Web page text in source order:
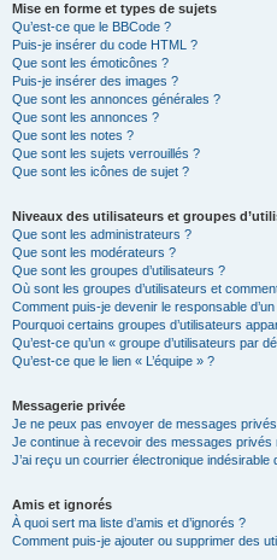
Mise en forme et types de sujets
Qu’est-ce que le BBCode ?
Puis-je insérer du code HTML ?
Que sont les émoticônes ?
Puis-je insérer des images ?
Que sont les annonces générales ?
Que sont les annonces ?
Que sont les notes ?
Que sont les sujets verrouillés ?
Que sont les icônes de sujet ?
Niveaux des utilisateurs et groupes
Que sont les administrateurs ?
Que sont les modérateurs ?
Que sont les groupes d’utilisateurs ?
Où sont les groupes d’utilisateurs et
Comment puis-je devenir le responsable
Pourquoi certains groupes d’utilisateurs
Qu’est-ce qu’un « groupe d’utilisateurs par
Qu’est-ce que le lien « L’équipe » ?
Messagerie privée
Je ne peux pas envoyer de messages
Je continue à recevoir des messages privés
J’ai reçu un courrier électronique indésirable
Amis et ignorés
À quoi sert ma liste d’amis et d’ignorés ?
Comment puis-je ajouter ou supprimer des